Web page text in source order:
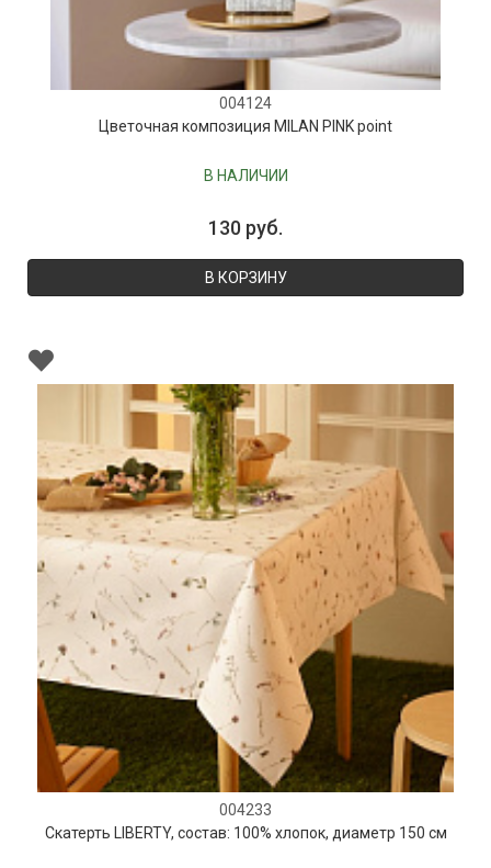
004124
Цветочная композиция MILAN PINK point
В НАЛИЧИИ
130 руб.
В КОРЗИНУ
004233
Скатерть LIBERTY, состав: 100% хлопок, диаметр 150 см